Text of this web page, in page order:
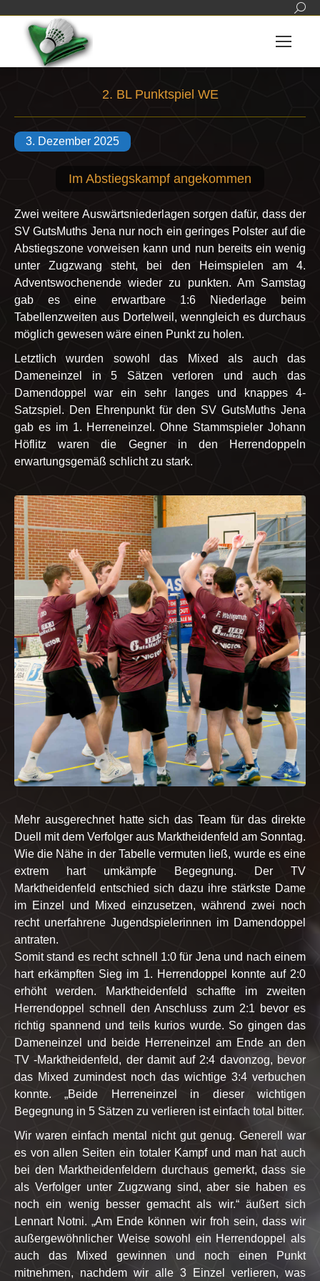
2. BL Punktspiel WE
3. Dezember 2025
Im Abstiegskampf angekommen
Zwei weitere Auswärtsniederlagen sorgen dafür, dass der
SV GutsMuths Jena nur noch ein geringes Polster auf die
Abstiegszone vorweisen kann und nun bereits ein wenig
unter Zugzwang steht, bei den Heimspielen am 4.
Adventswochenende wieder zu punkten. Am Samstag
gab es eine erwartbare 1:6 Niederlage beim
Tabellenzweiten aus Dortelweil, wenngleich es durchaus
möglich gewesen wäre einen Punkt zu holen.
Letztlich wurden sowohl das Mixed als auch das
Dameneinzel in 5 Sätzen verloren und auch das
Damendoppel war ein sehr langes und knappes 4-
Satzspiel. Den Ehrenpunkt für den SV GutsMuths Jena
gab es im 1. Herreneinzel. Ohne Stammspieler Johann
Höflitz waren die Gegner in den Herrendoppeln
erwartungsgemäß schlicht zu stark.
Mehr ausgerechnet hatte sich das Team für das direkte
Duell mit dem Verfolger aus Marktheidenfeld am Sonntag.
Wie die Nähe in der Tabelle vermuten ließ, wurde es eine
extrem hart umkämpfe Begegnung. Der TV
Marktheidenfeld entschied sich dazu ihre stärkste Dame
im Einzel und Mixed einzusetzen, während zwei noch
recht unerfahrene Jugendspielerinnen im Damendoppel
antraten.
Somit stand es recht schnell 1:0 für Jena und nach einem
hart erkämpften Sieg im 1. Herrendoppel konnte auf 2:0
erhöht werden. Marktheidenfeld schaffte im zweiten
Herrendoppel schnell den Anschluss zum 2:1 bevor es
richtig spannend und teils kurios wurde. So gingen das
Dameneinzel und beide Herreneinzel am Ende an den
TV -Marktheidenfeld, der damit auf 2:4 davonzog, bevor
das Mixed zumindest noch das wichtige 3:4 verbuchen
konnte. „Beide Herreneinzel in dieser wichtigen
Begegnung in 5 Sätzen zu verlieren ist einfach total bitter.
Wir waren einfach mental nicht gut genug. Generell war
es von allen Seiten ein totaler Kampf und man hat auch
bei den Marktheidenfeldern durchaus gemerkt, dass sie
als Verfolger unter Zugzwang sind, aber sie haben es
noch ein wenig besser gemacht als wir.“ äußert sich
Lennart Notni. „Am Ende können wir froh sein, dass wir
außergewöhnlicher Weise sowohl ein Herrendoppel als
auch das Mixed gewinnen und noch einen Punkt
mitnehmen, nachdem wir alle 3 Einzel verlieren, was